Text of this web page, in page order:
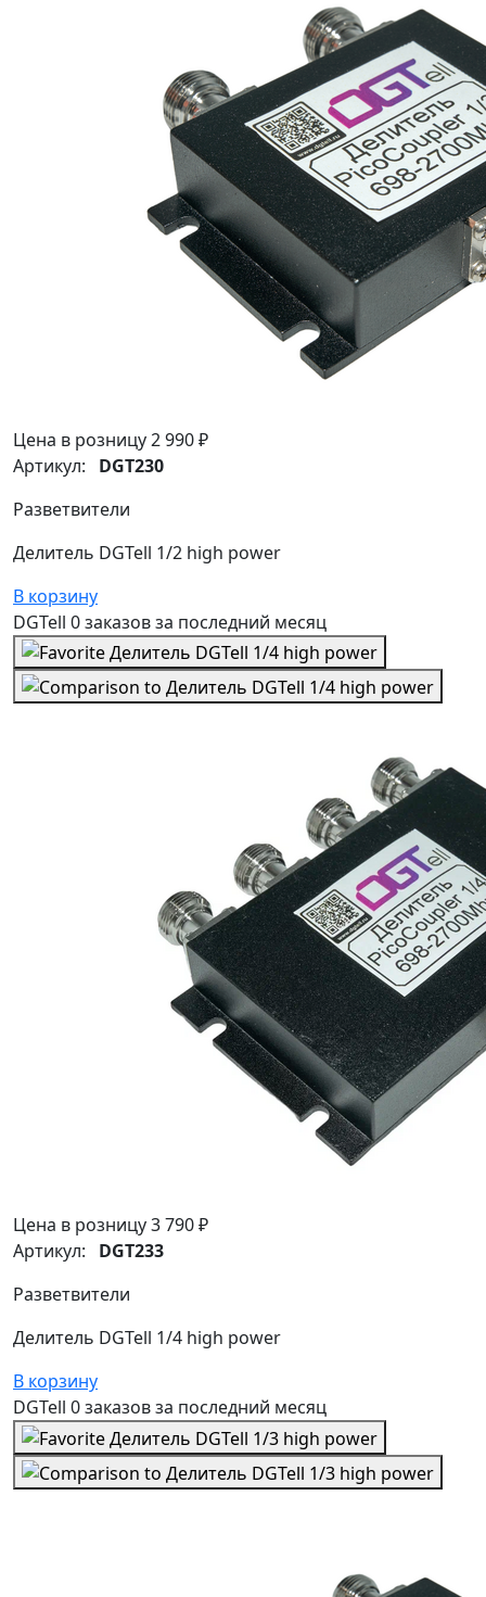
Цена в розницу2 990 ₽
Артикул: DGT230
Разветвители
Делитель DGTell 1/2 high power
В корзину
DGTell 0 заказовза последний месяц
Цена в розницу3 790 ₽
Артикул: DGT233
Разветвители
Делитель DGTell 1/4 high power
В корзину
DGTell 0 заказовза последний месяц